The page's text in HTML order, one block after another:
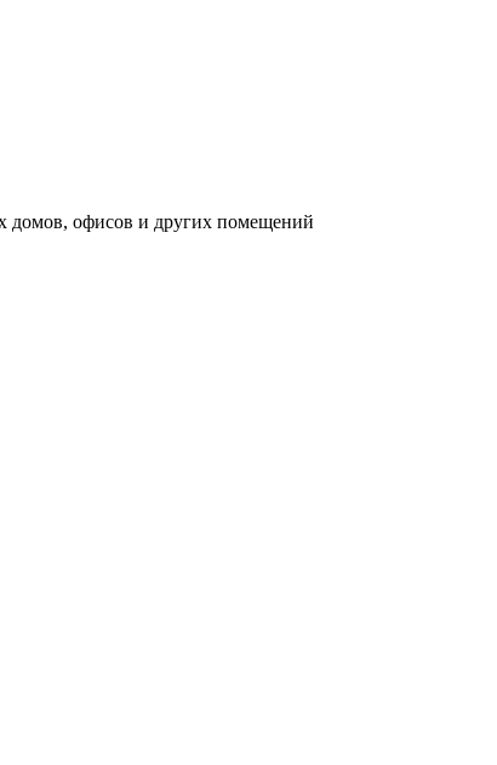
домов, офисов и других помещений